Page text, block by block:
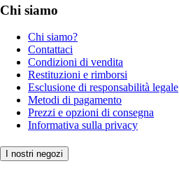
Chi siamo
Chi siamo?
Contattaci
Condizioni di vendita
Restituzioni e rimborsi
Esclusione di responsabilità legale
Metodi di pagamento
Prezzi e opzioni di consegna
Informativa sulla privacy
I nostri negozi